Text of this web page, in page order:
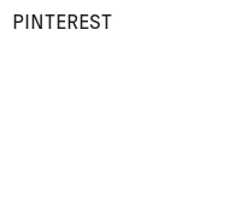
PINTEREST